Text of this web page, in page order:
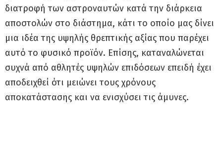
διατροφή των αστροναυτών κατά την διάρκεια
αποστολών στο διάστημα, κάτι το οποίο μας δίνει
μια ιδέα της υψηλής θρεπτικής αξίας που παρέχει
αυτό το φυσικό προϊόν. Επίσης, καταναλώνεται
συχνά από αθλητές υψηλών επιδόσεων επειδή έχει
αποδειχθεί ότι μειώνει τους χρόνους
αποκατάστασης και να ενισχύσει τις άμυνες.